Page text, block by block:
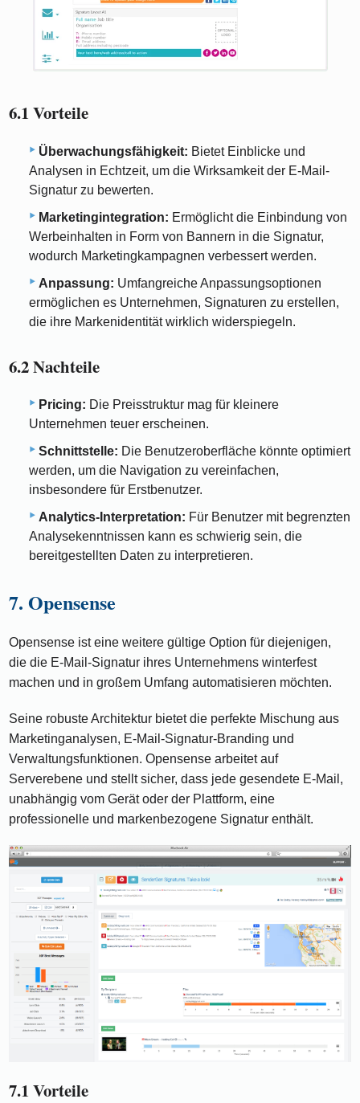
6.1 Vorteile
Überwachungsfähigkeit: Bietet Einblicke und
Analysen in Echtzeit, um die Wirksamkeit der E-Mail-
Signatur zu bewerten.
Marketingintegration: Ermöglicht die Einbindung von
Werbeinhalten in Form von Bannern in die Signatur,
wodurch Marketingkampagnen verbessert werden.
Anpassung: Umfangreiche Anpassungsoptionen
ermöglichen es Unternehmen, Signaturen zu erstellen,
die ihre Markenidentität wirklich widerspiegeln.
6.2 Nachteile
Pricing: Die Preisstruktur mag für kleinere
Unternehmen teuer erscheinen.
Schnittstelle: Die Benutzeroberfläche könnte optimiert
werden, um die Navigation zu vereinfachen,
insbesondere für Erstbenutzer.
Analytics-Interpretation: Für Benutzer mit begrenzten
Analysekenntnissen kann es schwierig sein, die
bereitgestellten Daten zu interpretieren.
7. Opensense
Opensense ist eine weitere gültige Option für diejenigen,
die die E-Mail-Signatur ihres Unternehmens winterfest
machen und in großem Umfang automatisieren möchten.
Seine robuste Architektur bietet die perfekte Mischung aus
Marketinganalysen, E-Mail-Signatur-Branding und
Verwaltungsfunktionen. Opensense arbeitet auf
Serverebene und stellt sicher, dass jede gesendete E-Mail,
unabhängig vom Gerät oder der Plattform, eine
professionelle und markenbezogene Signatur enthält.
7.1 Vorteile